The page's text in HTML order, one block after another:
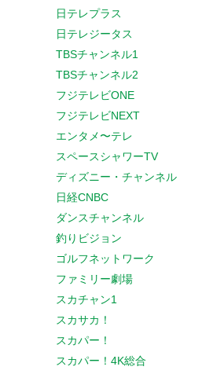
日テレプラス
日テレジータス
TBSチャンネル1
TBSチャンネル2
フジテレビONE
フジテレビNEXT
エンタメ〜テレ
スペースシャワーTV
ディズニー・チャンネル
日経CNBC
ダンスチャンネル
釣りビジョン
ゴルフネットワーク
ファミリー劇場
スカチャン1
スカサカ！
スカパー！
スカパー！4K総合